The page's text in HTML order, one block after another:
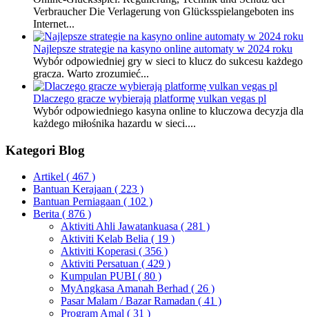
Verbraucher Die Verlagerung von Glücksspielangeboten ins
Internet...
Najlepsze strategie na kasyno online automaty w 2024 roku
Wybór odpowiedniej gry w sieci to klucz do sukcesu każdego
gracza. Warto zrozumieć...
Dlaczego gracze wybierają platformę vulkan vegas pl
Wybór odpowiedniego kasyna online to kluczowa decyzja dla
każdego miłośnika hazardu w sieci....
Kategori Blog
Artikel ( 467 )
Bantuan Kerajaan ( 223 )
Bantuan Perniagaan ( 102 )
Berita ( 876 )
Aktiviti Ahli Jawatankuasa ( 281 )
Aktiviti Kelab Belia ( 19 )
Aktiviti Koperasi ( 356 )
Aktiviti Persatuan ( 429 )
Kumpulan PUBI ( 80 )
MyAngkasa Amanah Berhad ( 26 )
Pasar Malam / Bazar Ramadan ( 41 )
Program Amal ( 31 )